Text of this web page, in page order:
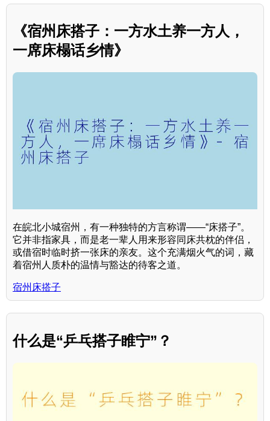
《宿州床搭子：一方水土养一方人，
一席床榻话乡情》
在皖北小城宿州，有一种独特的方言称谓——“床搭子”。
它并非指家具，而是老一辈人用来形容同床共枕的伴侣，
或借宿时临时挤一张床的亲友。这个充满烟火气的词，藏
着宿州人质朴的温情与豁达的待客之道。
宿州床搭子
什么是“乒乓搭子睢宁”？